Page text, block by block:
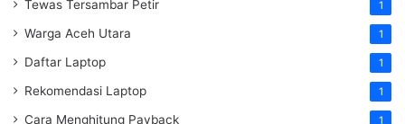
Tewas Tersambar Petir 1
Warga Aceh Utara 1
Daftar Laptop 1
Rekomendasi Laptop 1
Cara Menghitung Payback 1